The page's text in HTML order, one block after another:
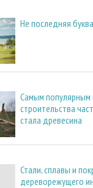
Не последняя буква
Самым
строительства
стала древесина
Стали, сплавы и
дереворежущего